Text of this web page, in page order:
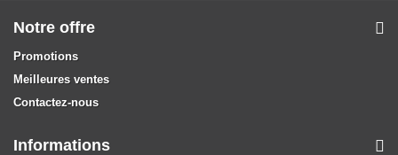
Notre offre
Promotions
Meilleures ventes
Contactez-nous
Informations